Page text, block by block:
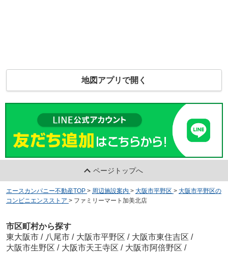
地図アプリで開く
ページトップへ
エースカンパニー不動産TOP > 周辺施設案内 > 大阪市平野区 > 大阪市平野区の
コンビニエンスストア > ファミリーマート加美北店
市区町村から探す
東大阪市 / 八尾市 / 大阪市平野区 / 大阪市東住吉区 /
大阪市生野区 / 大阪市天王寺区 / 大阪市阿倍野区 /